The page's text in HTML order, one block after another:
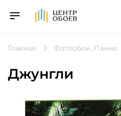
На Главную
Главная Фотообои, Панно
Джунгли